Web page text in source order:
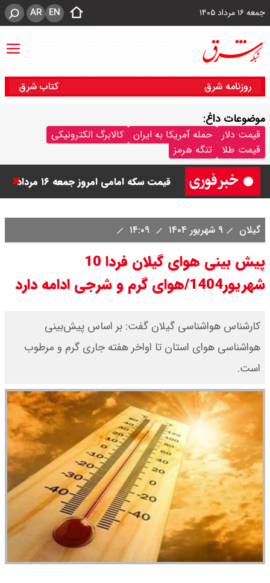
جمعه ۱۶ مرداد ۱۴۰۵ EN
AR
روزنامه شرق کتاب شرق
موضوعات داغ:
قیمت دلار حمله آمریکا به ایران
کالابرگ الکترونیکی
قیمت طلا
تنگه هرمز ۱۴۰۵ اعلام شد + جدول
قیمت سکه امامی امروز جمعه ۱۶ مرداد
۱۴۰۵/ صعود طلا ادامه‌دار شد
قیمت طلا ۱۸ عیار امروز جمعه ۱۶ مرداد
۱۴۰۵ اعلام شد/ طلا بر مدار صعود
قیمت نفت امروز جمعه ۱۶ مرداد ۱۴۰۵
گیلان ۹ شهریور ۱۴۰۴
پیش بینی هوای گیلان فردا 10
شهریور1404/هوای گرم و شرجی ادامه دارد
کارشناس هواشناسی گیلان گفت: بر اساس پیش‌بینی
هواشناسی هوای استان تا اواخر هفته جاری گرم و مرطوب
است.